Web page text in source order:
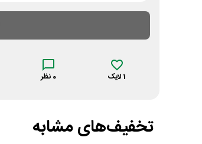
1 لایک 0 نظر
تخفیف‌های مشابه